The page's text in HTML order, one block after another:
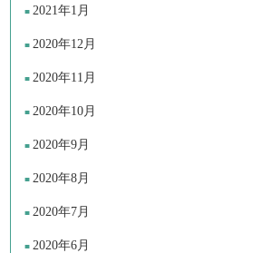
2021年1月
2020年12月
2020年11月
2020年10月
2020年9月
2020年8月
2020年7月
2020年6月